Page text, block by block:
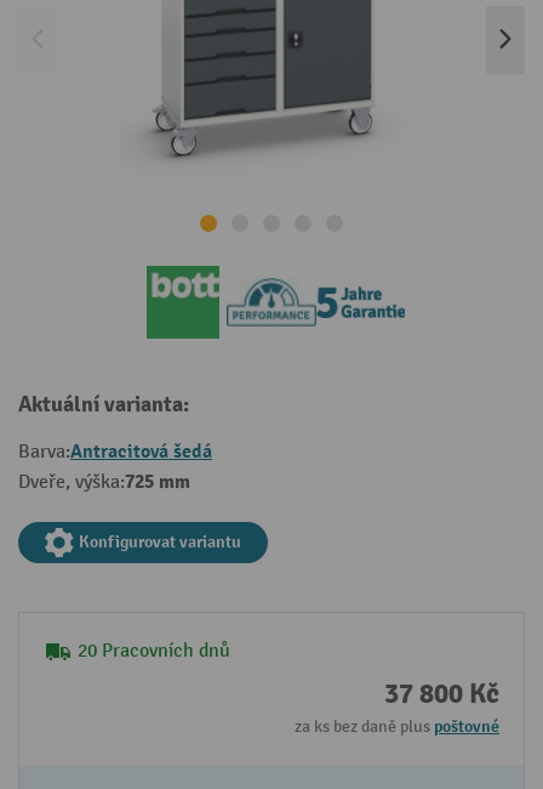
Aktuální varianta:
Barva:Antracitová šedá
Dveře, výška:725 mm
Konfigurovat variantu
20 Pracovních dnů
37 800 Kč
za ks bez daně plus poštovné